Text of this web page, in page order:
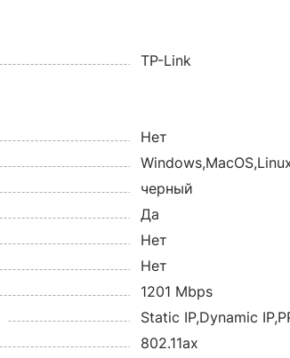
TP-Link
Нет
черный
Да
Нет
Нет
1201 Mbps
Static IP,Dynamic
802.11ax